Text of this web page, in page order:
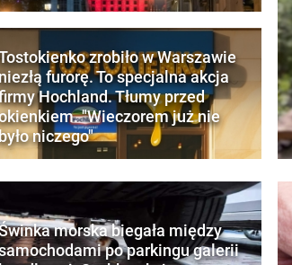
zrobiło w Warszawie
furorę. To specjalna akcja
Hochland. Tłumy przed
"Wieczorem już nie
niczego"
morska biegała między
po parkingu galerii